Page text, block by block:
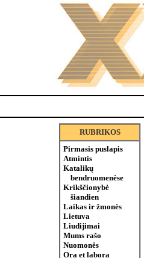
RUBRIKOS
Pirmasis puslapis
Atmintis
Katalikų
bendruomenėse
Krikščionybė
šiandien
Laikas ir žmonės
Lietuva
Liudijimai
Mums rašo
Nuomonės
Ora et labora